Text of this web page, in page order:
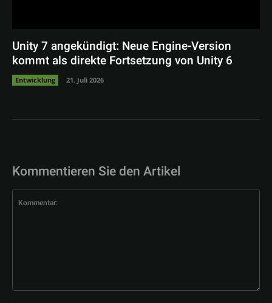
Unity 7 angekündigt: Neue Engine-Version
kommt als direkte Fortsetzung von Unity 6
Entwicklung 21. Juli 2026
Kommentieren Sie den Artikel